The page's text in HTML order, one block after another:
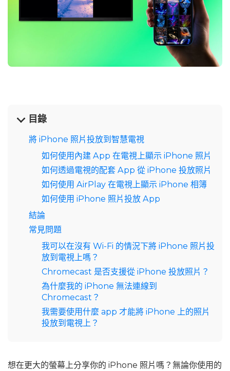
目錄
將 iPhone 照片投放到智慧電視
如何使用內建 App 在電視上顯示 iPhone 照片
如何透過電視的配套 App 從 iPhone 投放照片
如何使用 AirPlay 在電視上顯示 iPhone 相簿
如何使用 iPhone 照片投放 App
結論
常見問題
我可以在沒有 Wi‑Fi 的情況下將 iPhone 照片投
放到電視上嗎？
Chromecast 是否支援從 iPhone 投放照片？
為什麼我的 iPhone 無法連線到
Chromecast？
我需要使用什麼 app 才能將 iPhone 上的照片
投放到電視上？
想在更大的螢幕上分享你的 iPhone 照片嗎？無論你使用的